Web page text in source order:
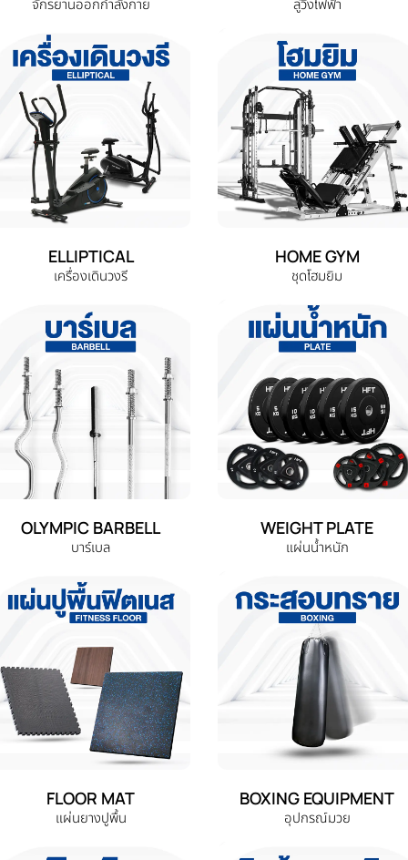
จักรยานออกกำลังกาย ลู่วิ่งไฟฟ้า
ELLIPTICAL
เครื่องเดินวงรี
HOME GYM
ชุดโฮมยิม
OLYMPIC BARBELL
บาร์เบล
WEIGHT PLATE
แผ่นน้ำหนัก
FLOOR MAT
แผ่นยางปูพื้น
BOXING EQUIPMENT
อุปกรณ์มวย